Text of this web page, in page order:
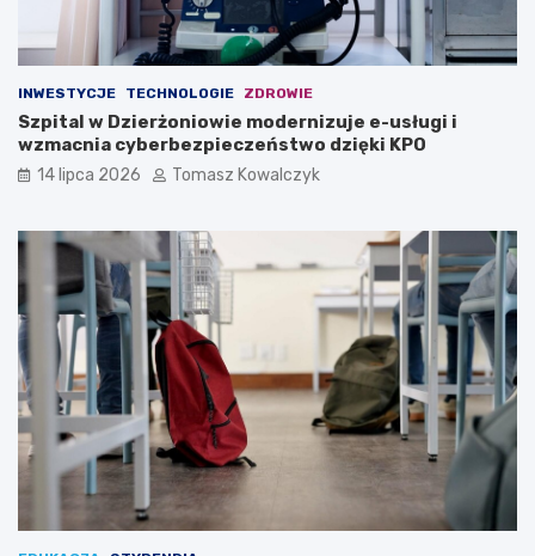
INWESTYCJE TECHNOLOGIE ZDROWIE
Szpital w Dzierżoniowie modernizuje e-usługi i
wzmacnia cyberbezpieczeństwo dzięki KPO
14 lipca 2026 Tomasz Kowalczyk